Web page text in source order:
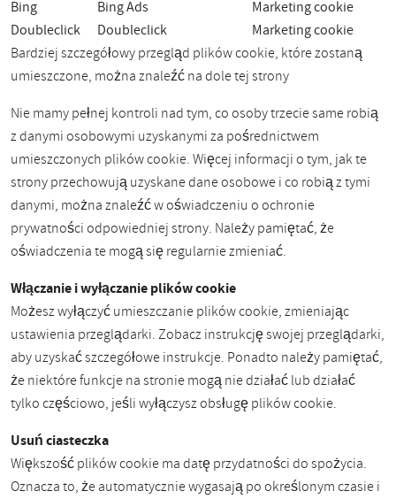
Bing
Bing Ads
Marketing cookie
Doubleclick
Doubleclick
Marketing cookie
Bardziej szczegółowy przegląd plików cookie, które zostaną
umieszczone, można znaleźć na dole tej strony
Nie mamy pełnej kontroli nad tym, co osoby trzecie same robią
z danymi osobowymi uzyskanymi za pośrednictwem
umieszczonych plików cookie. Więcej informacji o tym, jak te
strony przechowują uzyskane dane osobowe i co robią z tymi
danymi, można znaleźć w oświadczeniu o ochronie
prywatności odpowiedniej strony. Należy pamiętać, że
oświadczenia te mogą się regularnie zmieniać.
Włączanie i wyłączanie plików cookie
Możesz wyłączyć umieszczanie plików cookie, zmieniając
ustawienia przeglądarki. Zobacz instrukcję swojej przeglądarki,
aby uzyskać szczegółowe instrukcje. Ponadto należy pamiętać,
że niektóre funkcje na stronie mogą nie działać lub działać
tylko częściowo, jeśli wyłączysz obsługę plików cookie.
Usuń ciasteczka
Większość plików cookie ma datę przydatności do spożycia.
Oznacza to, że automatycznie wygasają po określonym czasie i